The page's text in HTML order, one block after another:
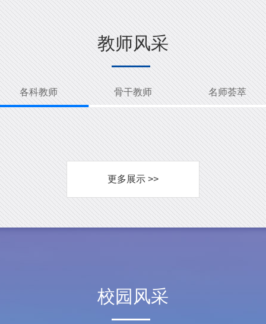
少儿部活动
少儿部荣誉
教师风采
各科教师 骨干教师 名师荟萃
更多展示 >>
校园风采